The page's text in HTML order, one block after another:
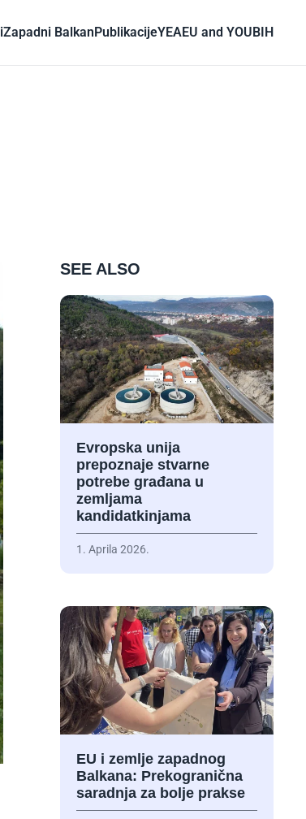
Zapadni BalkanPublikacijeYEAEU and YOUBIH
SEE ALSO
Evropska unija
prepoznaje stvarne
potrebe građana u
zemljama
kandidatkinjama
1. Aprila 2026.
EU i zemlje zapadnog
Balkana: Prekogranična
saradnja za bolje prakse